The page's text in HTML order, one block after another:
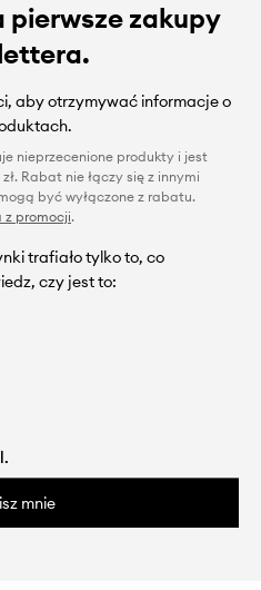
pierwsze zakupy
aby otrzymywać informacje o
nieprzecenione produkty i jest
Rabat nie łączy się z innymi
być wyłączone z rabatu.
z promocji.
trafiało tylko to, co
czy jest to:
mnie